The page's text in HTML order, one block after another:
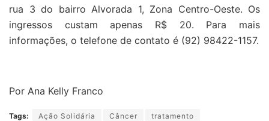
rua 3 do bairro Alvorada 1, Zona Centro-Oeste. Os
ingressos custam apenas R$ 20. Para mais
informações, o telefone de contato é (92) 98422-1157.
Por Ana Kelly Franco
Tags: Ação Solidária Câncer tratamento